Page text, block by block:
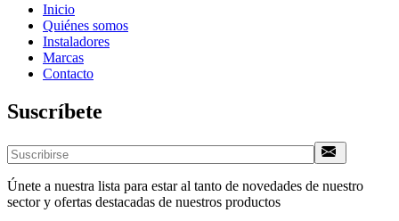
Inicio
Quiénes somos
Instaladores
Marcas
Contacto
Suscríbete
Únete a nuestra lista para estar al tanto de novedades de nuestro
sector y ofertas destacadas de nuestros productos